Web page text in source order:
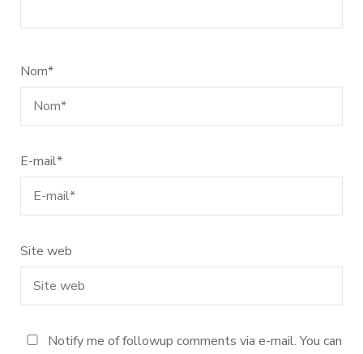
Nom*
E-mail*
Site web
Notify me of followup comments via e-mail. You can